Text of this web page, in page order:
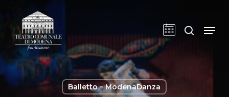
to
main
content
Balletto – ModenaDanza